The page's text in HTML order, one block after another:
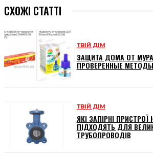
СХОЖІ СТАТТІ
ТВІЙ ДІМ
ЗАЩИТА ДОМА ОТ
ПРОВЕРЕННЫЕ
ТВІЙ ДІМ
ЯКІ ЗАПІРНІ
ПІДХОДЯТЬ ДЛЯ
ТРУБОПРОВОДІВ